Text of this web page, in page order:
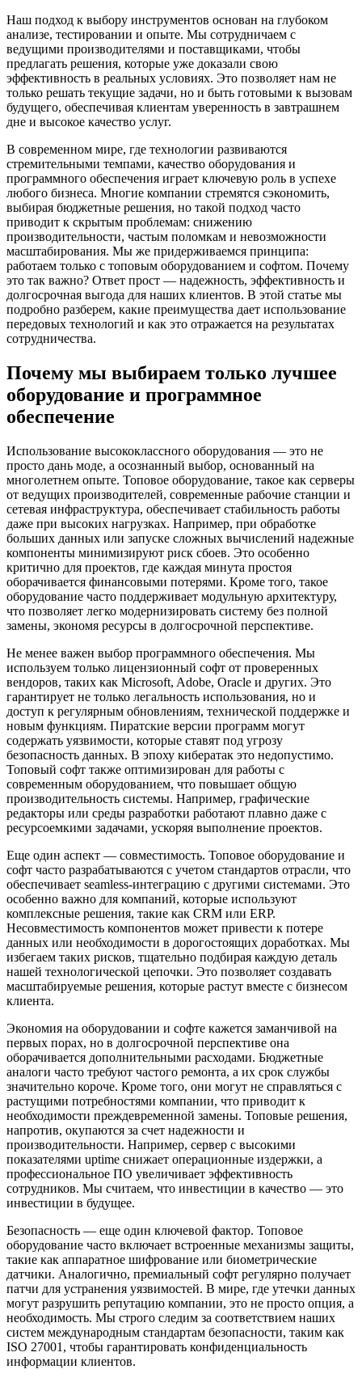
Наш подход к выбору инструментов основан на глубоком
анализе, тестировании и опыте. Мы сотрудничаем с
ведущими производителями и поставщиками, чтобы
предлагать решения, которые уже доказали свою
эффективность в реальных условиях. Это позволяет нам не
только решать текущие задачи, но и быть готовыми к вызовам
будущего, обеспечивая клиентам уверенность в завтрашнем
дне и высокое качество услуг.
В современном мире, где технологии развиваются
стремительными темпами, качество оборудования и
программного обеспечения играет ключевую роль в успехе
любого бизнеса. Многие компании стремятся сэкономить,
выбирая бюджетные решения, но такой подход часто
приводит к скрытым проблемам: снижению
производительности, частым поломкам и невозможности
масштабирования. Мы же придерживаемся принципа:
работаем только с топовым оборудованием и софтом. Почему
это так важно? Ответ прост — надежность, эффективность и
долгосрочная выгода для наших клиентов. В этой статье мы
подробно разберем, какие преимущества дает использование
передовых технологий и как это отражается на результатах
сотрудничества.
Почему мы выбираем только лучшее
оборудование и программное
обеспечение
Использование высококлассного оборудования — это не
просто дань моде, а осознанный выбор, основанный на
многолетнем опыте. Топовое оборудование, такое как серверы
от ведущих производителей, современные рабочие станции и
сетевая инфраструктура, обеспечивает стабильность работы
даже при высоких нагрузках. Например, при обработке
больших данных или запуске сложных вычислений надежные
компоненты минимизируют риск сбоев. Это особенно
критично для проектов, где каждая минута простоя
оборачивается финансовыми потерями. Кроме того, такое
оборудование часто поддерживает модульную архитектуру,
что позволяет легко модернизировать систему без полной
замены, экономя ресурсы в долгосрочной перспективе.
Не менее важен выбор программного обеспечения. Мы
используем только лицензионный софт от проверенных
вендоров, таких как Microsoft, Adobe, Oracle и других. Это
гарантирует не только легальность использования, но и
доступ к регулярным обновлениям, технической поддержке и
новым функциям. Пиратские версии программ могут
содержать уязвимости, которые ставят под угрозу
безопасность данных. В эпоху кибератак это недопустимо.
Топовый софт также оптимизирован для работы с
современным оборудованием, что повышает общую
производительность системы. Например, графические
редакторы или среды разработки работают плавно даже с
ресурсоемкими задачами, ускоряя выполнение проектов.
Еще один аспект — совместимость. Топовое оборудование и
софт часто разрабатываются с учетом стандартов отрасли, что
обеспечивает seamless-интеграцию с другими системами. Это
особенно важно для компаний, которые используют
комплексные решения, такие как CRM или ERP.
Несовместимость компонентов может привести к потере
данных или необходимости в дорогостоящих доработках. Мы
избегаем таких рисков, тщательно подбирая каждую деталь
нашей технологической цепочки. Это позволяет создавать
масштабируемые решения, которые растут вместе с бизнесом
клиента.
Экономия на оборудовании и софте кажется заманчивой на
первых порах, но в долгосрочной перспективе она
оборачивается дополнительными расходами. Бюджетные
аналоги часто требуют частого ремонта, а их срок службы
значительно короче. Кроме того, они могут не справляться с
растущими потребностями компании, что приводит к
необходимости преждевременной замены. Топовые решения,
напротив, окупаются за счет надежности и
производительности. Например, сервер с высокими
показателями uptime снижает операционные издержки, а
профессиональное ПО увеличивает эффективность
сотрудников. Мы считаем, что инвестиции в качество — это
инвестиции в будущее.
Безопасность — еще один ключевой фактор. Топовое
оборудование часто включает встроенные механизмы защиты,
такие как аппаратное шифрование или биометрические
датчики. Аналогично, премиальный софт регулярно получает
патчи для устранения уязвимостей. В мире, где утечки данных
могут разрушить репутацию компании, это не просто опция, а
необходимость. Мы строго следим за соответствием наших
систем международным стандартам безопасности, таким как
ISO 27001, чтобы гарантировать конфиденциальность
информации клиентов.